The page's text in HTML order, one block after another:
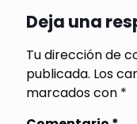
Deja una
Tu dirección de
publicada. Los
marcados con *